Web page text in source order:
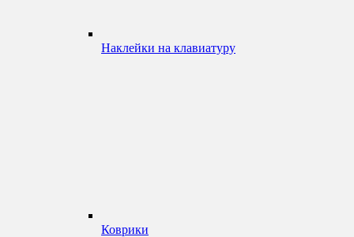
Наклейки на клавиатуру
Коврики